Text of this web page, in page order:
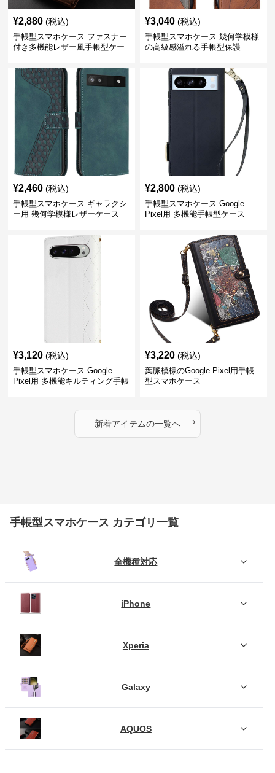
¥2,880 (税込)
手帳型スマホケース ファスナー
付き多機能レザー風手帳型ケー
¥3,040 (税込)
手帳型スマホケース 幾何学模様
の高級感溢れる手帳型保護
¥2,460 (税込)
手帳型スマホケース ギャラクシ
ー用 幾何学模様レザーケース
¥2,800 (税込)
手帳型スマホケース Google
Pixel用 多機能手帳型ケース
¥3,120 (税込)
手帳型スマホケース Google
Pixel用 多機能キルティング手帳
¥3,220 (税込)
葉脈模様のGoogle Pixel用手帳
型スマホケース
新着アイテムの一覧へ ›
手帳型スマホケース カテゴリ一覧
全機種対応
iPhone
Xperia
Galaxy
AQUOS